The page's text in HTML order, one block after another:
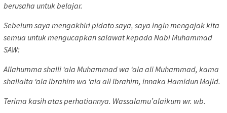
berusaha untuk belajar.
Sebelum saya mengakhiri pidato saya, saya ingin mengajak kita
semua untuk mengucapkan salawat kepada Nabi Muhammad
SAW:
Allahumma shalli ‘ala Muhammad wa ‘ala ali Muhammad, kama
shallaita ‘ala Ibrahim wa ‘ala ali Ibrahim, innaka Hamidun Majid.
Terima kasih atas perhatiannya. Wassalamu’alaikum wr. wb.